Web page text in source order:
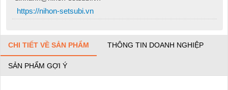
https://nihon-setsubi.vn
CHI TIẾT VỀ SẢN PHẨM THÔNG TIN DOANH NGHIỆP
SẢN PHẨM GỢI Ý